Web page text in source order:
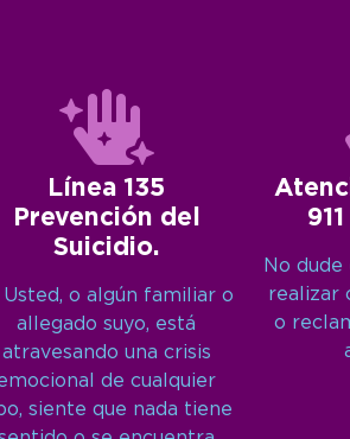
Línea 135
Prevención del
Suicidio.
Usted, o algún familiar o
allegado suyo, está
atravesando una crisis
de cualquier
siente que nada tiene
No
realizar
o